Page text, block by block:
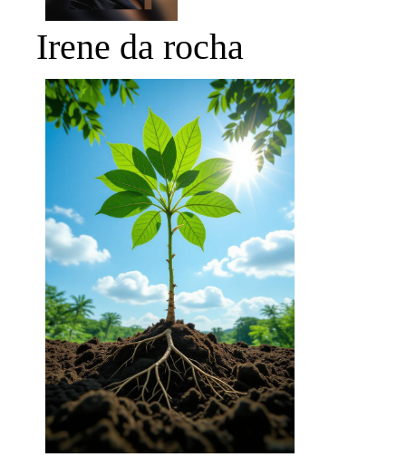
Irene da rocha